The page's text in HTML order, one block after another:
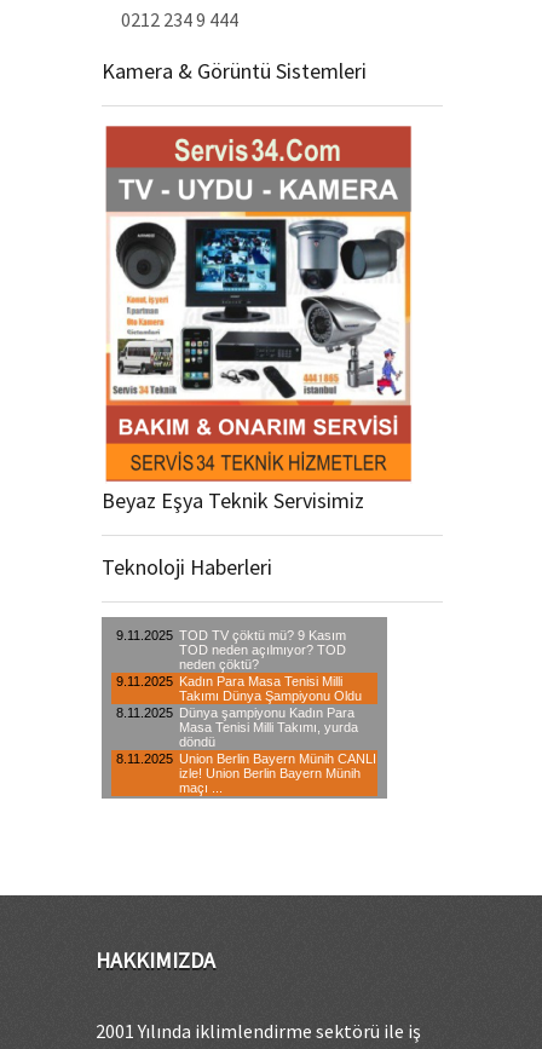
0212 234 9 444
Kamera & Görüntü Sistemleri
Beyaz Eşya Teknik Servisimiz
Teknoloji Haberleri
HAKKIMIZDA
2001 Yılında iklimlendirme sektörü ile iş